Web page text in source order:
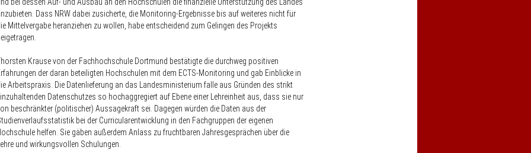
Dass NRW dabei zusicherte, die Monitoring-Ergebnisse bis auf weiteres nicht für
Mittelvergabe heranziehen zu wollen, habe entscheidend zum Gelingen des Projekts
Krause von der Fachhochschule Dortmund bestätigte die durchweg positiven
der daran beteiligten Hochschulen mit dem ECTS-Monitoring und gab Einblicke in
Arbeitspraxis. Die Datenlieferung an das Landesministerium falle aus Gründen des strikt
Datenschutzes so hochaggregiert auf Ebene einer Lehreinheit aus, dass sie nur
beschränkter (politischer) Aussagekraft sei. Dagegen würden die Daten aus der
bei der Curricularentwicklung in den Fachgruppen der eigenen
helfen. Sie gäben außerdem Anlass zu fruchtbaren Jahresgesprächen über die
Lehre und wirkungsvollen Schulungen.